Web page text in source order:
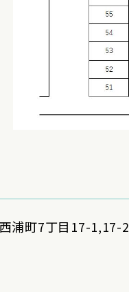
浦町7丁目17-1,17-2